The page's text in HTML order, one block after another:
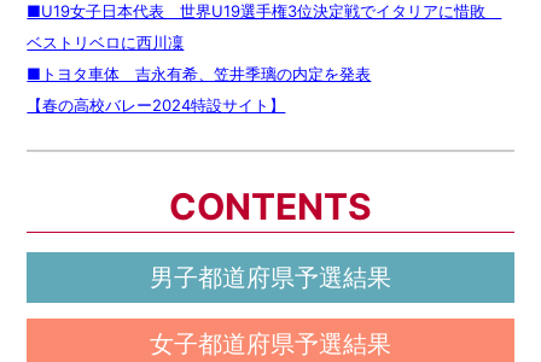
■U19女子日本代表 世界U19選手権3位決定戦でイタリアに惜敗
ベストリベロに西川凜
■トヨタ車体 吉永有希、笠井季璃の内定を発表
【春の高校バレー2024特設サイト】
CONTENTS
男子都道府県予選結果
女子都道府県予選結果